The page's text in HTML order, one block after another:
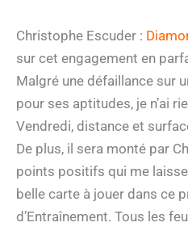
Christophe Escuder :
sur cet engagement en
Malgré une défaillance sur
pour ses aptitudes, je n’ai
Vendredi, distance et
De plus, il sera monté par
points positifs qui me
belle carte à jouer dans ce
d’Entraînement. Tous les